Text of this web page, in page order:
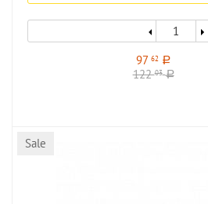
9762 a
12203 a
Sale